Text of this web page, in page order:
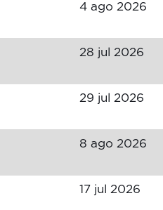
4 ago 2026
28 jul 2026
29 jul 2026
8 ago 2026
17 jul 2026